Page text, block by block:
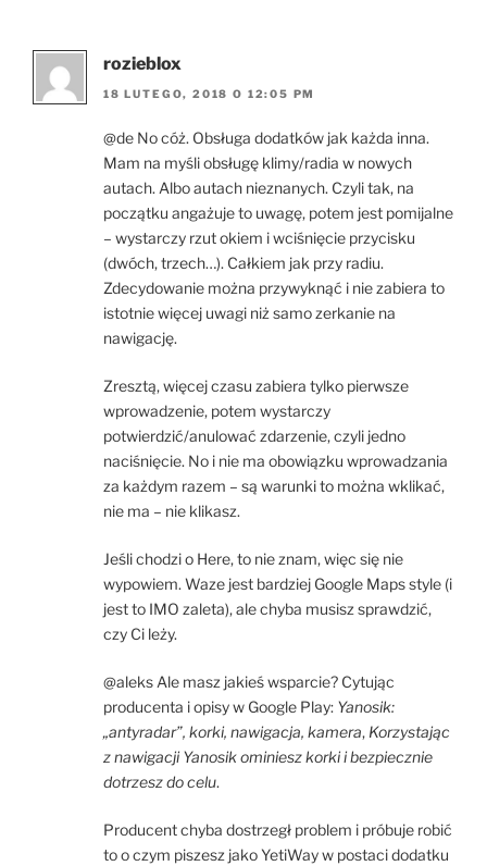
rozieblox
18 LUTEGO, 2018 O 12:05 PM
@de No cóż. Obsługa dodatków jak każda inna.
Mam na myśli obsługę klimy/radia w nowych
autach. Albo autach nieznanych. Czyli tak, na
początku angażuje to uwagę, potem jest pomijalne
– wystarczy rzut okiem i wciśnięcie przycisku
(dwóch, trzech…). Całkiem jak przy radiu.
Zdecydowanie można przywyknąć i nie zabiera to
istotnie więcej uwagi niż samo zerkanie na
nawigację.
Zresztą, więcej czasu zabiera tylko pierwsze
wprowadzenie, potem wystarczy
potwierdzić/anulować zdarzenie, czyli jedno
naciśnięcie. No i nie ma obowiązku wprowadzania
za każdym razem – są warunki to można wklikać,
nie ma – nie klikasz.
Jeśli chodzi o Here, to nie znam, więc się nie
wypowiem. Waze jest bardziej Google Maps style (i
jest to IMO zaleta), ale chyba musisz sprawdzić,
czy Ci leży.
@aleks Ale masz jakieś wsparcie? Cytując
producenta i opisy w Google Play: Yanosik:
„antyradar”, korki, nawigacja, kamera, Korzystając
z nawigacji Yanosik ominiesz korki i bezpiecznie
dotrzesz do celu.
Producent chyba dostrzegł problem i próbuje robić
to o czym piszesz jako YetiWay w postaci dodatku